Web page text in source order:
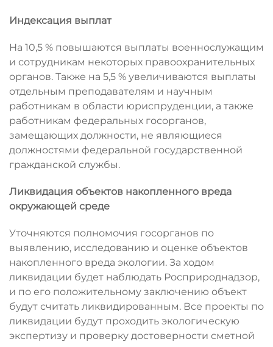
Индексация выплат
На 10,5 % повышаются выплаты военнослужащим
и сотрудникам некоторых правоохранительных
органов. Также на 5,5 % увеличиваются выплаты
отдельным преподавателям и научным
работникам в области юриспруденции, а также
работникам федеральных госорганов,
замещающих должности, не являющиеся
должностями федеральной государственной
гражданской службы.
Ликвидация объектов накопленного вреда
окружающей среде
Уточняются полномочия госорганов по
выявлению, исследованию и оценке объектов
накопленного вреда экологии. За ходом
ликвидации будет наблюдать Росприроднадзор,
и по его положительному заключению объект
будут считать ликвидированным. Все проекты по
ликвидации будут проходить экологическую
экспертизу и проверку достоверности сметной